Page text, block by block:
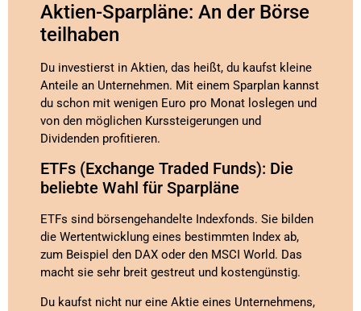
Aktien-Sparpläne: An der Börse
teilhaben
Du investierst in Aktien, das heißt, du kaufst kleine
Anteile an Unternehmen. Mit einem Sparplan kannst
du schon mit wenigen Euro pro Monat loslegen und
von den möglichen Kurssteigerungen und
Dividenden profitieren.
ETFs (Exchange Traded Funds): Die
beliebte Wahl für Sparpläne
ETFs sind börsengehandelte Indexfonds. Sie bilden
die Wertentwicklung eines bestimmten Index ab,
zum Beispiel den DAX oder den MSCI World. Das
macht sie sehr breit gestreut und kostengünstig.
Du kaufst nicht nur eine Aktie eines Unternehmens,